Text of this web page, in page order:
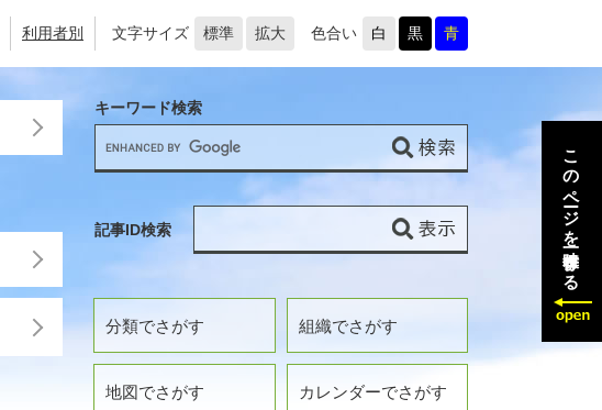
利用者別 文字サイズ 標準 拡大 色合い 白 黒 青
分類でさがす 組織でさがす
地図でさがす カレンダーでさがす
キーワード検索
記事ID検索 このページを一時保存する